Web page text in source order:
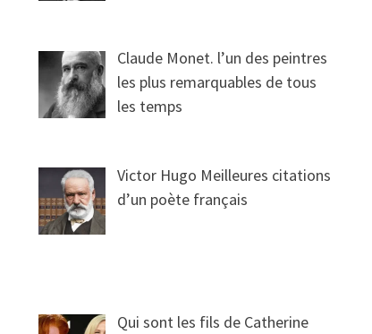
Claude Monet. l’un des peintres
les plus remarquables de tous
les temps
Victor Hugo Meilleures citations
d’un poète français
Qui sont les fils de Catherine